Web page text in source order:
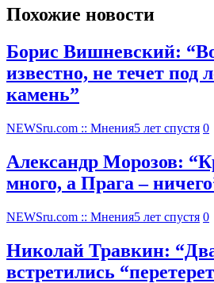
Похожие новости
Борис Вишневский:
известно, не течет под
камень”
NEWSru.com :: Мнения5 лет спустя 0
Александр Морозов:
много, а Прага –
NEWSru.com :: Мнения5 лет спустя 0
Николай Травкин:
встретились